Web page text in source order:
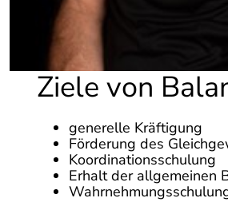
Ziele von
generelle Kräftigung
Förderung des
Koordinationsschulung
Erhalt der allgemeinen